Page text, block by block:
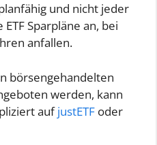
und nicht jeder
Sparpläne an, bei
anfallen.
börsengehandelten
werden, kann
aufjustETF oder